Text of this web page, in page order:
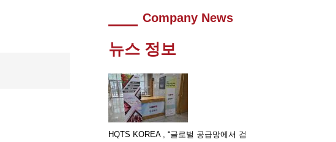
Company News
뉴스 정보
HQTS KOREA , “글로벌 공급망에서 검